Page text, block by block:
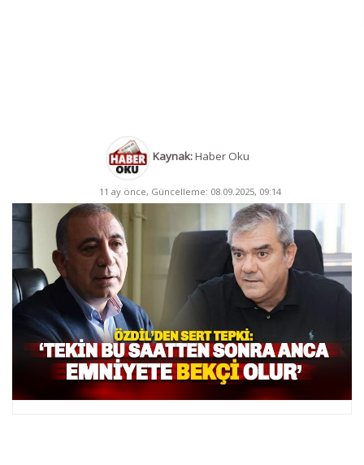
Kaynak:Haber Oku
11 ay önce, Güncelleme: 08.09.2025, 09:14